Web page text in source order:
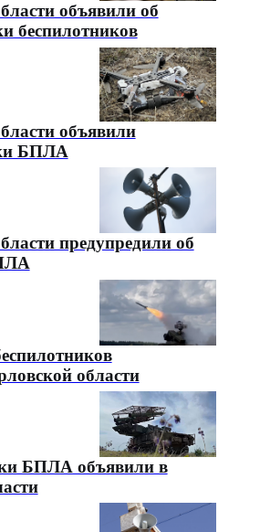
объявили об
беспилотников
объявили
БПЛА
предупредили об
области
БПЛА объявили в